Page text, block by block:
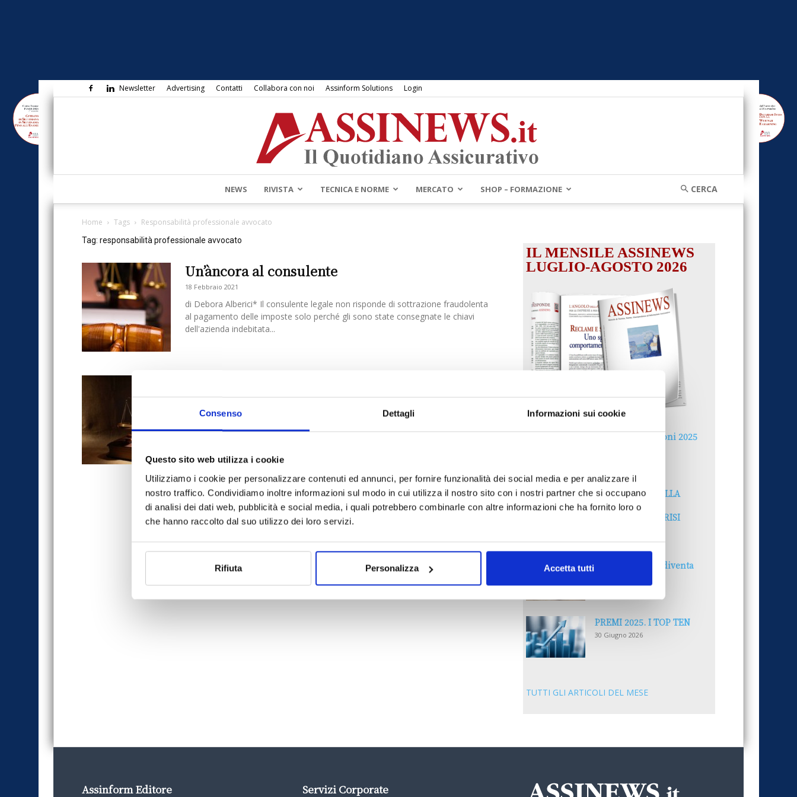
Consenso Dettagli Informazioni sui cookie
Questo sito web utilizza i cookie
Utilizziamo i cookie per personalizzare contenuti ed annunci, per fornire funzionalità dei social media e per analizzare il
nostro traffico. Condividiamo inoltre informazioni sul modo in cui utilizza il nostro sito con i nostri partner che si occupano
di analisi dei dati web, pubblicità e social media, i quali potrebbero combinarle con altre informazioni che ha fornito loro o
che hanno raccolto dal suo utilizzo dei loro servizi.
Rifiuta Personalizza Accetta tutti
Newsletter Advertising Contatti Collabora con noi Assinform Solutions Login
Assinews.it
NEWS RIVISTA TECNICA E NORME MERCATO SHOP – FORMAZIONE
Home Tags Responsabilità professionale avvocato
Tag: responsabilità professionale avvocato
Un’àncora al consulente
18 Febbraio 2021
di Debora Alberici* Il consulente legale non risponde di sottrazione fraudolenta
al pagamento delle imposte solo perché gli sono state consegnate le chiavi
dell'azienda indebitata...
anno di pronunce della Cassazione
23 Giugno 2016
Riportiamo di seguito l'interessantissimo articolo pubblicato dallo Studio Cataldi
Bazzan.Nell'esecuzione del contratto d'opera professionale, l'avvocato è
IL MENSILE ASSINEWS
LUGLIO-AGOSTO 2026
Reclami e sanzioni 2025
LA GESTIONE DELLA
REPUTAZIONE.
RECENSIONI E CRISI
30 Giugno 2026
Il “Modulo CAI” diventa
PREMI 2025. I TOP TEN
30 Giugno 2026
TUTTI GLI ARTICOLI DEL MESE
Assinform Editore Servizi Corporate